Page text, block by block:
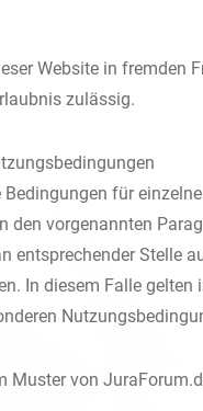
Website in fremden
zulässig.
Bedingungen für
den vorgenannten
entsprechender Stelle
In diesem Falle gelten
Muster von